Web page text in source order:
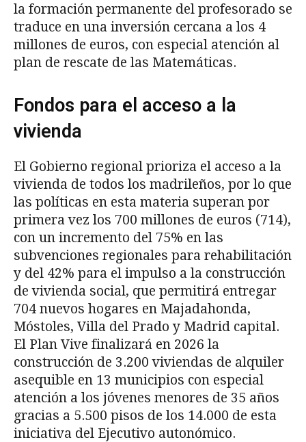
la formación permanente del profesorado se
traduce en una inversión cercana a los 4
millones de euros, con especial atención al
plan de rescate de las Matemáticas.
Fondos para el acceso a la
vivienda
El Gobierno regional prioriza el acceso a la
vivienda de todos los madrileños, por lo que
las políticas en esta materia superan por
primera vez los 700 millones de euros (714),
con un incremento del 75% en las
subvenciones regionales para rehabilitación
y del 42% para el impulso a la construcción
de vivienda social, que permitirá entregar
704 nuevos hogares en Majadahonda,
Móstoles, Villa del Prado y Madrid capital.
El Plan Vive finalizará en 2026 la
construcción de 3.200 viviendas de alquiler
asequible en 13 municipios con especial
atención a los jóvenes menores de 35 años
gracias a 5.500 pisos de los 14.000 de esta
iniciativa del Ejecutivo autonómico.